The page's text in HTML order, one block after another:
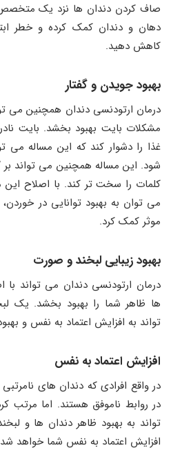
صاف کردن دندان ها نزد یک متخصص
دهان و دندان کمک کرده و خطر
کاهش دهید.
بهبود جویدن و گفتار
درمان ارتودنسی دندان همچنین می
مشکلات بایت بهبود بخشد. بایت
غذا را دشوار کند که این مساله می
شود. این مساله همچنین می تواند بر
کلمات را سخت تر کند. با اصلاح
می توان به بهبود توانایی در
موثر کمک کرد.
بهبود زیبایی لبخند و صورت
درمان ارتودنسی دندان می تواند
ها ظاهر شما را بهبود بخشد. یک
تواند به افزایش اعتماد به نفس و
افزایش اعتماد به نفس
در واقع افرادی که دندان های
در روابط ناموفق هستند. اما مرتب
تواند به بهبود ظاهر دندان ها و
افزایش اعتماد به نفس شما خواهد